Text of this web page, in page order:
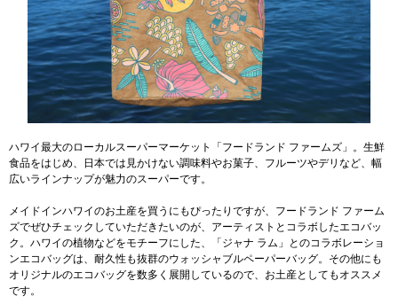
ハワイ最大のローカルスーパーマーケット「フードランド ファームズ」。生鮮
食品をはじめ、日本では見かけない調味料やお菓子、フルーツやデリなど、幅
広いラインナップが魅力のスーパーです。
メイドインハワイのお土産を買うにもぴったりですが、フードランド ファーム
ズでぜひチェックしていただきたいのが、アーティストとコラボしたエコバッ
ク。ハワイの植物などをモチーフにした、「ジャナ ラム」とのコラボレーショ
ンエコバッグは、耐久性も抜群のウォッシャブルペーパーバッグ。その他にも
オリジナルのエコバッグを数多く展開しているので、お土産としてもオススメ
です。